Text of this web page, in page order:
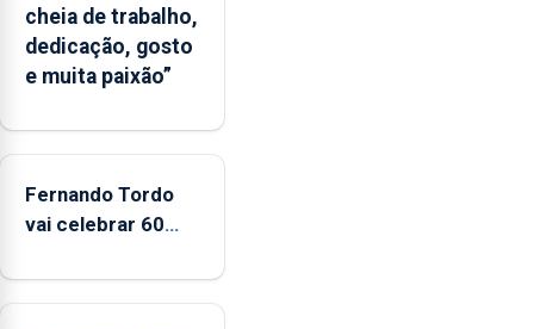
apresenta
um
“decréscimo
da
entre
2022
2025
cheia de trabalho,
dedicação, gosto
e muita paixão”
Fernando Tordo
vai celebrar 60
no Coliseu